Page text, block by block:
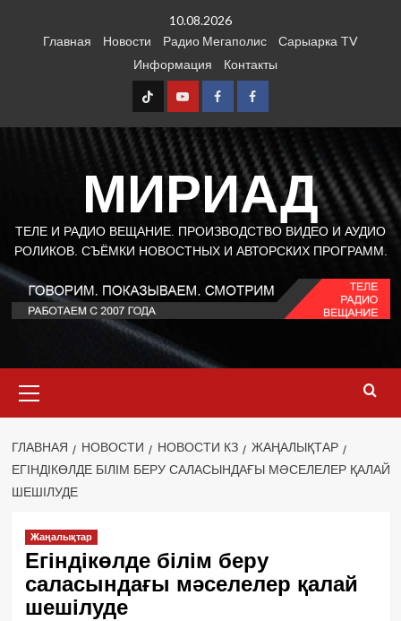
10.08.2026
Главная
Новости Радио Мегаполис
Сарыарка TV
Информация
Контакты
TT Youtube
FB1 FB2
МИРИАД
ТЕЛЕ И РАДИО ВЕЩАНИЕ. ПРОИЗВОДСТВО ВИДЕО И АУДИО
РОЛИКОВ. СЪЁМКИ НОВОСТНЫХ И АВТОРСКИХ ПРОГРАММ.
меню
ГЛАВНАЯ НОВОСТИ НОВОСТИ КЗ
ЖАҢАЛЫҚТАР
ЕГІНДІКӨЛДЕ БІЛІМ БЕРУ САЛАСЫНДАҒЫ МӘСЕЛЕЛЕР ҚАЛАЙ
ШЕШІЛУДЕ
Жаңалықтар
Егіндікөлде білім беру
саласындағы мәселелер қалай
шешілуде